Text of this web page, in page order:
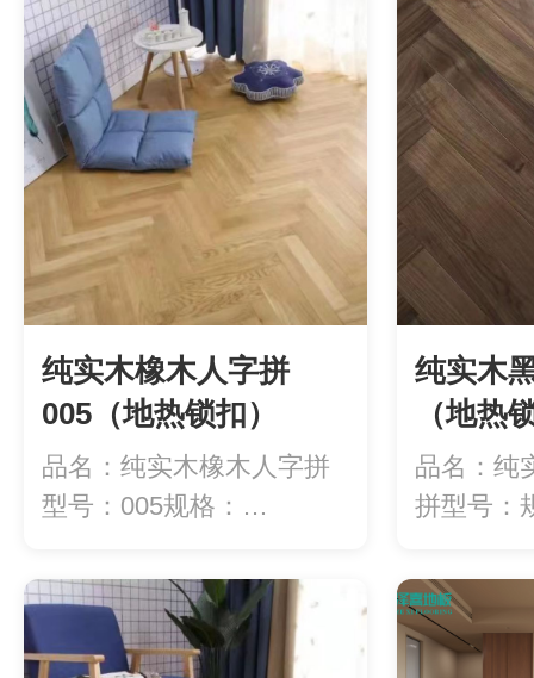
纯实木橡木人字拼
005（地热锁扣）
品名：纯实木橡木人字拼
型号：005规格：
纯实木
（地热
品名：纯
拼型号：